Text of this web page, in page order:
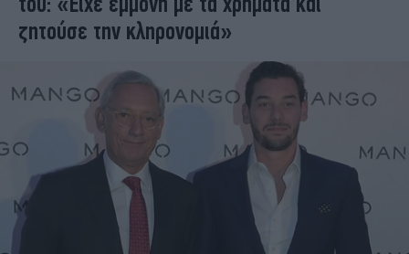
ΠΟΛΙΤΙΣΜΟΣ
ΠΑΝΕΛΛΗΝΙΕΣ
ΖΩΗ
ENGLISH EDITION
ΠΟΛΗ
STORIES
TRAVEL
ΥΓΕΙΑ
DESIGN
ΟΛΥΜΠΙΑΚΟΙ ΑΓΩΝΕΣ
EURO
GREEN
iAUTOKINITO
iGASTRONOMIE
ζητούσε την κληρονομιά»